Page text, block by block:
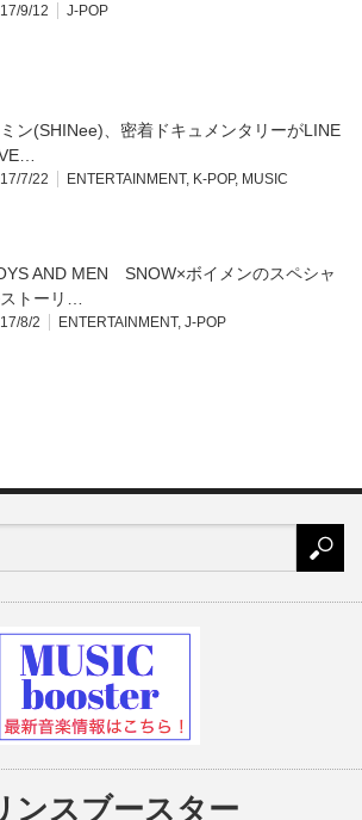
9/12 J-POP
ン(SHINee)、密着ドキュメンタリーがLINE
7/22 ENTERTAINMENT, K-POP, MUSIC
AND MEN SNOW×ボイメンのスペシャ
トーリ…
8/2 ENTERTAINMENT, J-POP
ンスブースター